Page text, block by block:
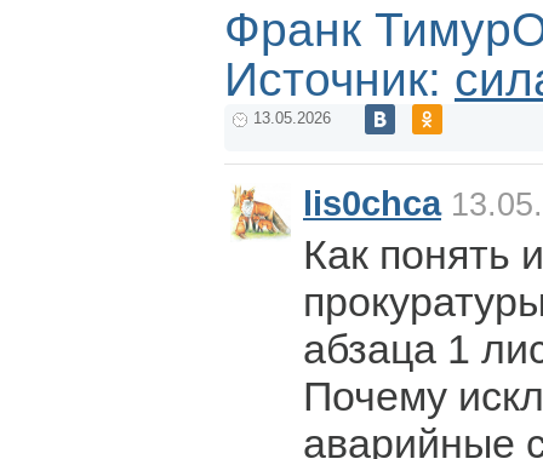
Франк
Источник:
13.05.2026
lis0chca
Как понять
абзаца 1
Почему
аварийные